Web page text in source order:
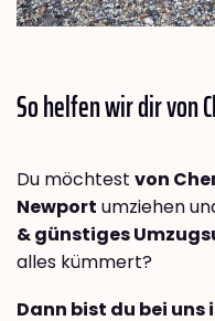
So helfen wir dir von
Du möchtest von
Newport umziehen
& günstiges
alles kümmert?
Dann bist du bei